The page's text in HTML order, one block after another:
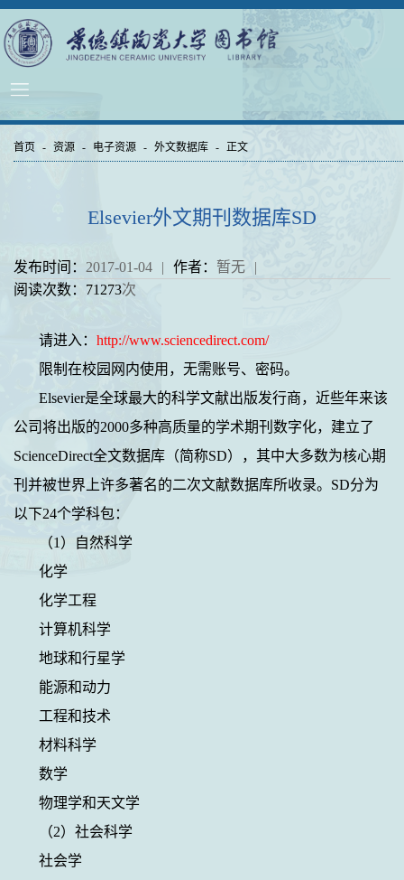
首页 - 资源 - 电子资源 - 外文数据库 - 正文
Elsevier外文期刊数据库SD
发布时间： 2017-01-04 | 作者： 暂无
|
阅读次数： 71273次
请进入： http://www.sciencedirect.com/
限制在校园网内使用，无需账号、密码。
Elsevier是全球最大的科学文献出版发行商，近些年来该
公司将出版的2000多种高质量的学术期刊数字化，建立了
ScienceDirect全文数据库（简称SD），其中大多数为核心期
刊并被世界上许多著名的二次文献数据库所收录。 SD分为
以下24个学科包：
（1 ）自然科学
化学
化学工程
计算机科学
地球和行星学
能源和动力
工程和技术
材料科学
数学
物理学和天文学
（2）社会科学
社会学